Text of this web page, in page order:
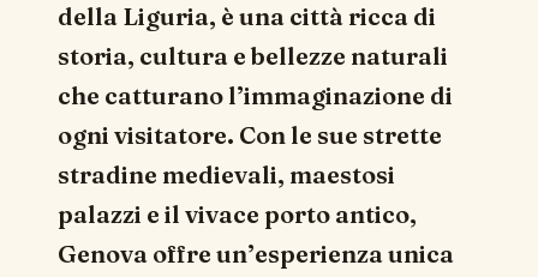
della Liguria, è una città ricca di
storia, cultura e bellezze naturali
che catturano l’immaginazione di
ogni visitatore. Con le sue strette
stradine medievali, maestosi
palazzi e il vivace porto antico,
Genova offre un’esperienza unica